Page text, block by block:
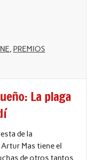
, PREMIOS
La plaga
de la
Mas tiene el
de otros tantos